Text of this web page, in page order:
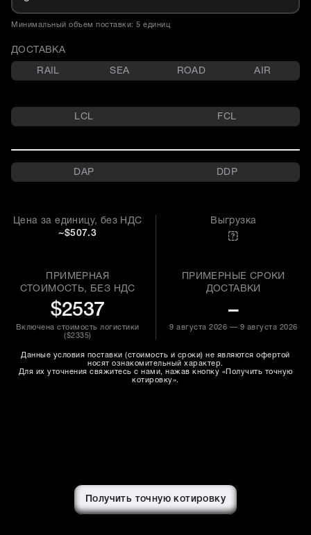
Минимальный объем поставки: 5 единиц
ДОСТАВКА
RAIL SEA ROAD AIR
LCL FCL
DAP DDP
Цена за единицу, без НДС
~$507.3
ПРИМЕРНАЯ
СТОИМОСТЬ, БЕЗ НДС
$2537
Включена стоимость логистики
($2335)
Выгрузка
ПРИМЕРНЫЕ СРОКИ
ДОСТАВКИ
–
9 августа 2026 — 9 августа 2026
Данные условия поставки (стоимость и сроки) не являются офертой
носят ознакомительный характер.
Для их уточнения свяжитесь с нами, нажав кнопку «Получить точную
котировку».
Получить точную котировку